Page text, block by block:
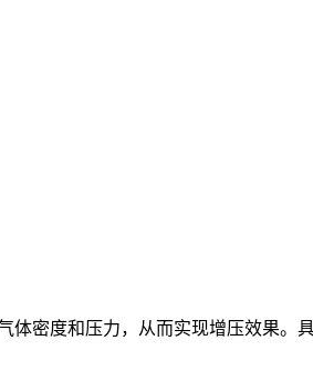
密度和压力，从而实现增压效果。具